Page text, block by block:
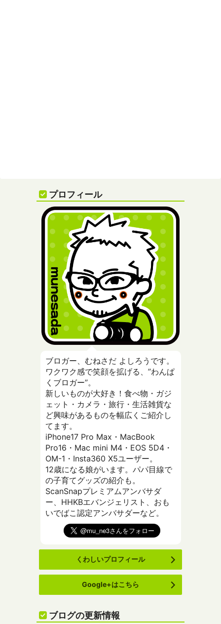
プロフィール
ブロガー、むねさだ よしろうです。
ワクワク感で笑顔を拡げる、”わんぱ
くブロガー”。
新しいものが大好き！食べ物・ガジ
ェット・カメラ・旅行・生活雑貨な
ど興味があるものを幅広くご紹介し
てます。
iPhone17 Pro Max・MacBook
Pro16・Mac mini M4・EOS 5D4・
OM-1・Insta360 X5ユーザー。
12歳になる娘がいます。パパ目線で
の子育てグッズの紹介も。
ScanSnapプレミアムアンバサダ
ー、HHKBエバンジェリスト、おも
いでばこ認定アンバサダーなど。
くわしいプロフィール
Google+はこちら
ブログの更新情報